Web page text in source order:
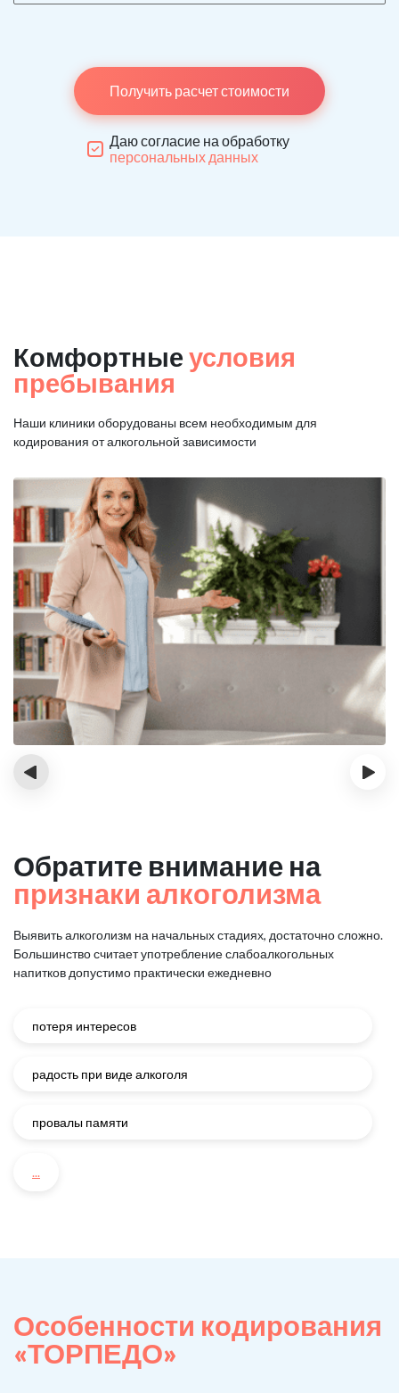
Получить расчет стоимости
Даю согласие на обработку
персональных данных
Комфортные условия
пребывания
Наши клиники оборудованы всем необходимым для
кодирования от алкогольной зависимости
‹ ›
Обратите внимание на
признаки алкоголизма
Выявить алкоголизм на начальных стадиях, достаточно сложно.
Большинство считает употребление слабоалкогольных
напитков допустимо практически ежедневно
потеря интересов
радость при виде алкоголя
провалы памяти
...
Особенности кодирования
«ТОРПЕДО»